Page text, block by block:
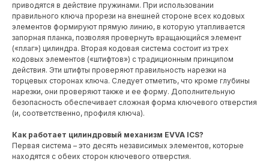
приводятся в действие пружинами. При использовании
правильного ключа прорези на внешней стороне всех кодовых
элементов формируют прямую линию, в которую утапливается
запорная планка, позволяя провернуть вращающийся элемент
(«плаг») цилиндра. Вторая кодовая система состоит из трех
кодовых элементов («штифтов») с традиционным принципом
действия. Эти штифты проверяют правильность нарезки на
торцевых сторонах ключа. Следует отметить, что кроме глубины
нарезки, они проверяют также и ее форму. Дополнительную
безопасность обеспечивает сложная форма ключевого отверстия
(и, соответственно, профиля ключа).
Как работает цилиндровый механизм EVVA ICS?
Первая система – это десять независимых элементов, которые
находятся с обеих сторон ключевого отверстия.